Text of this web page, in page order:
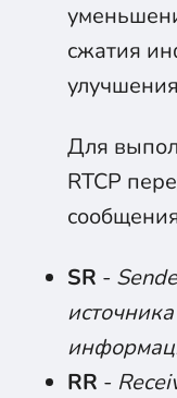
сжатия
Для
RTCP
SR -
RR -